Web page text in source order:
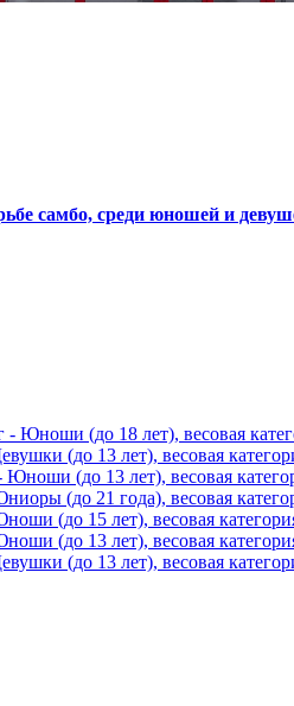
самбо, среди юношей и
- Юноши (до 18 лет), весовая
(до 13 лет), весовая
(до 13 лет), весовая
(до 21 года), весовая
(до 15 лет), весовая
(до 13 лет), весовая
(до 13 лет), весовая